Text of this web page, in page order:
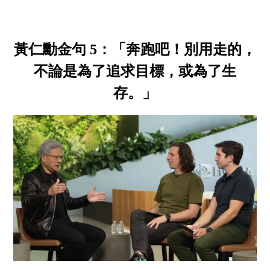
黃仁勳金句 5：「奔跑吧！別用走的，
不論是為了追求目標，或為了生
存。」